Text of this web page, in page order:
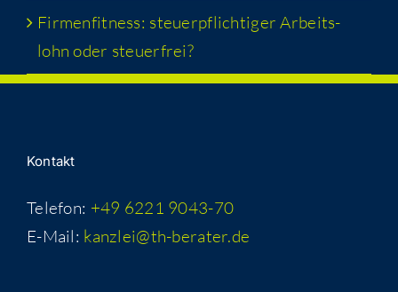
Fir­men­fit­ness: steu­er­pflich­ti­ger Arbeits­
lohn oder steuerfrei?
Kon­takt
Telefon: +49 6221 9043-70
E-Mail: kanzlei@th-berater.de